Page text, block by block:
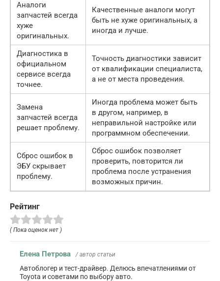
Аналоги
запчастей всегда
хуже
оригинальных.
Качественные аналоги могут
быть не хуже оригинальных, а
иногда и лучше.
Диагностика в
официальном
сервисе всегда
точнее.
Точность диагностики зависит
от квалификации специалиста,
а не от места проведения.
Замена
запчастей всегда
решает проблему.
Иногда проблема может быть
в другом, например, в
неправильной настройке или
программном обеспечении.
Сброс ошибок в
ЭБУ скрывает
проблему.
Сброс ошибок позволяет
проверить, повторится ли
проблема после устранения
возможных причин.
Рейтинг
( Пока оценок нет )
Елена Петрова / автор статьи
Автоблогер и тест-драйвер. Делюсь впечатлениями от
Toyota и советами по выбору авто.